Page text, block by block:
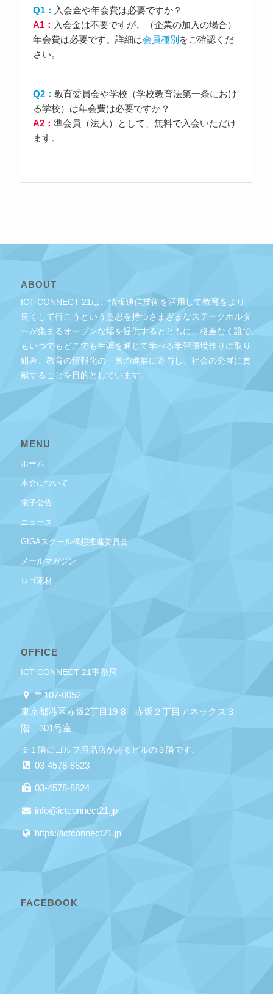
Q1： 入会金や年会費は必要ですか？
A1： 入会金は不要ですが、（企業の加入の場合）
年会費は必要です。詳細は会員種別 をご確認くだ
さい。
Q2： 教育委員会や学校（学校教育法第一条におけ
る学校）は年会費は必要ですか？
A2： 準会員（法人）として、無料で入会いただけ
ます。
ABOUT
ICT CONNECT 21は、情報通信技術を活用して教育をより
良くして行こうという意思を持つさまざまなステークホルダ
ーが集まるオープンな場を提供するとともに、格差なく誰で
もいつでもどこでも生涯を通じて学べる学習環境作りに取り
組み、教育の情報化の一層の進展に寄与し、社会の発展に貢
献することを目的としています。
MENU
ホーム
本会について
電子公告
ニュース
GIGAスクール構想推進委員会
メールマガジン
ロゴ素材
OFFICE
ICT CONNECT 21事務局
〒107-0052
東京都港区赤坂2丁目19-8 赤坂２丁目アネックス３
階 301号室
※１階にゴルフ用品店があるビルの３階です。
03-4578-8823
03-4578-8824
info@ictconnect21.jp
https://ictconnect21.jp
FACEBOOK